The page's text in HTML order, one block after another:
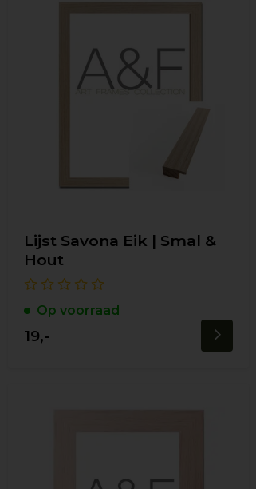
Lijst Savona Eik | Smal &
Hout
Op voorraad
19,-